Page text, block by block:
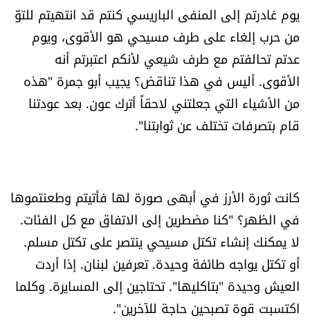
يوم غادرتم إلى المنفى الباريسي كنتم قد انتهيتم للتوّ
من حرب إلغاء على طرف مسيحي هو الأقوى، ويوم
عدتم تحالفتم مع طرف شيعي لأنكم اعتبرتم أنه
الأقوى. أليس في هذا تناقض؟ يجيب أبو جمرة "هذه
من الأشياء التي جعلتني لاحقاً أترك عون. بعد عودتنا
قام بتصرفات تختلف عن ثوابتنا".
كانت ثورة الأرز في أبهى صورة لها فأتيتم وطعنتموها
في الظهر؟ "كنا مضطرين إلى الاتفاق مع كل الفئات.
لا يمكنك إنشاء تكتل مسيحي ينتصر على تكتل مسلم.
أو تكتل يواجه طائفة وحيدة. تعرفين لبنان. إذا أردت
العيش وحيدة "بتاكليها". تحتاجين إلى المسايرة. وكلما
اكتسبت قوة تصبحين حاجة للآخرين".